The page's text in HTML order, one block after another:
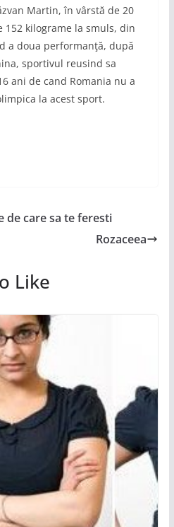
Martin, în vârstă de 20
kilograme la smuls, din
a doua performanţă, după
sportivul reusind sa
ani de cand Romania nu a
la acest sport.
care sa te feresti
Rozaceea
Like